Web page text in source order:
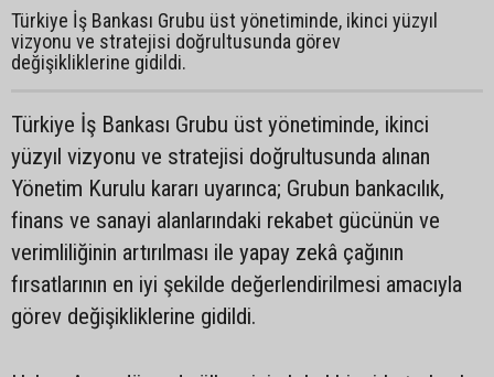
Türkiye İş Bankası Grubu üst yönetiminde, ikinci yüzyıl
vizyonu ve stratejisi doğrultusunda görev
değişikliklerine gidildi.
Türkiye İş Bankası Grubu üst yönetiminde, ikinci
yüzyıl vizyonu ve stratejisi doğrultusunda alınan
Yönetim Kurulu kararı uyarınca; Grubun bankacılık,
finans ve sanayi alanlarındaki rekabet gücünün ve
verimliliğinin artırılması ile yapay zekâ çağının
fırsatlarının en iyi şekilde değerlendirilmesi amacıyla
görev değişikliklerine gidildi.